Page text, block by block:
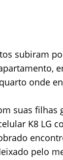
subiram
onde
suas filhas
K8 LG
pelo